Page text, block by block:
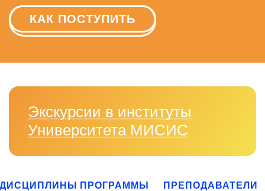
КАК ПОСТУПИТЬ
Экскурсии в институты
Университета МИСИС
ПРОГРАММЫ ПРЕПОДАВАТЕЛИ